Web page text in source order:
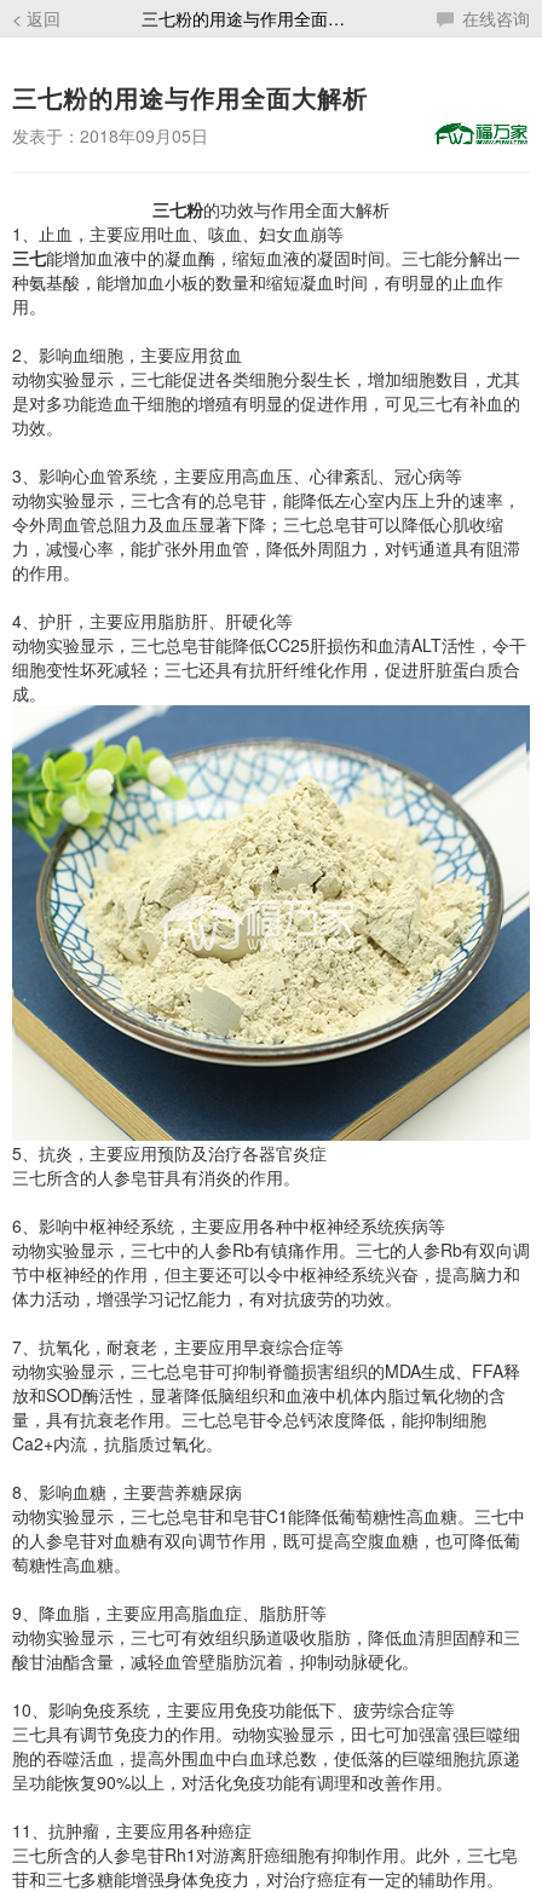
< 返回 三七粉的用途与作用全面大解析 在线咨询
三七粉的用途与作用全面大解析
发表于：2018年09月05日
三七粉的功效与作用全面大解析
1、止血，主要应用吐血、咳血、妇女血崩等
三七能增加血液中的凝血酶，缩短血液的凝固时间。三七能分解出一
种氨基酸，能增加血小板的数量和缩短凝血时间，有明显的止血作
用。
2、影响血细胞，主要应用贫血
动物实验显示，三七能促进各类细胞分裂生长，增加细胞数目，尤其
是对多功能造血干细胞的增殖有明显的促进作用，可见三七有补血的
功效。
3、影响心血管系统，主要应用高血压、心律紊乱、冠心病等
动物实验显示，三七含有的总皂苷，能降低左心室内压上升的速率，
令外周血管总阻力及血压显著下降；三七总皂苷可以降低心肌收缩
力，减慢心率，能扩张外用血管，降低外周阻力，对钙通道具有阻滞
的作用。
4、护肝，主要应用脂肪肝、肝硬化等
动物实验显示，三七总皂苷能降低CC25肝损伤和血清ALT活性，令干
细胞变性坏死减轻；三七还具有抗肝纤维化作用，促进肝脏蛋白质合
成。
5、抗炎，主要应用预防及治疗各器官炎症
三七所含的人参皂苷具有消炎的作用。
6、影响中枢神经系统，主要应用各种中枢神经系统疾病等
动物实验显示，三七中的人参Rb有镇痛作用。三七的人参Rb有双向调
节中枢神经的作用，但主要还可以令中枢神经系统兴奋，提高脑力和
体力活动，增强学习记忆能力，有对抗疲劳的功效。
7、抗氧化，耐衰老，主要应用早衰综合症等
动物实验显示，三七总皂苷可抑制脊髓损害组织的MDA生成、FFA释
放和SOD酶活性，显著降低脑组织和血液中机体内脂过氧化物的含
量，具有抗衰老作用。三七总皂苷令总钙浓度降低，能抑制细胞
Ca2+内流，抗脂质过氧化。
8、影响血糖，主要营养糖尿病
动物实验显示，三七总皂苷和皂苷C1能降低葡萄糖性高血糖。三七中
的人参皂苷对血糖有双向调节作用，既可提高空腹血糖，也可降低葡
萄糖性高血糖。
9、降血脂，主要应用高脂血症、脂肪肝等
动物实验显示，三七可有效组织肠道吸收脂肪，降低血清胆固醇和三
酸甘油酯含量，减轻血管壁脂肪沉着，抑制动脉硬化。
10、影响免疫系统，主要应用免疫功能低下、疲劳综合症等
三七具有调节免疫力的作用。动物实验显示，田七可加强富强巨噬细
胞的吞噬活血，提高外围血中白血球总数，使低落的巨噬细胞抗原递
呈功能恢复90%以上，对活化免疫功能有调理和改善作用。
11、抗肿瘤，主要应用各种癌症
三七所含的人参皂苷Rh1对游离肝癌细胞有抑制作用。此外，三七皂
苷和三七多糖能增强身体免疫力，对治疗癌症有一定的辅助作用。